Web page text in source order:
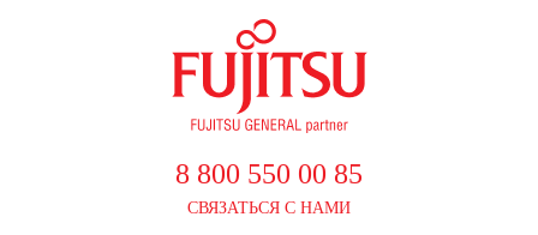
8 800 550 00 85
СВЯЗАТЬСЯ С НАМИ